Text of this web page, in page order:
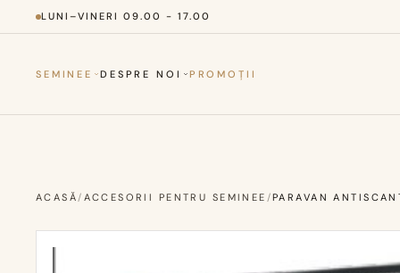
LUNI–VINERI 09.00 - 17.00
SEMINEE DESPRE NOI PROMOȚII
ACASĂ/ ACCESORII PENTRU SEMINEE /PARAVAN